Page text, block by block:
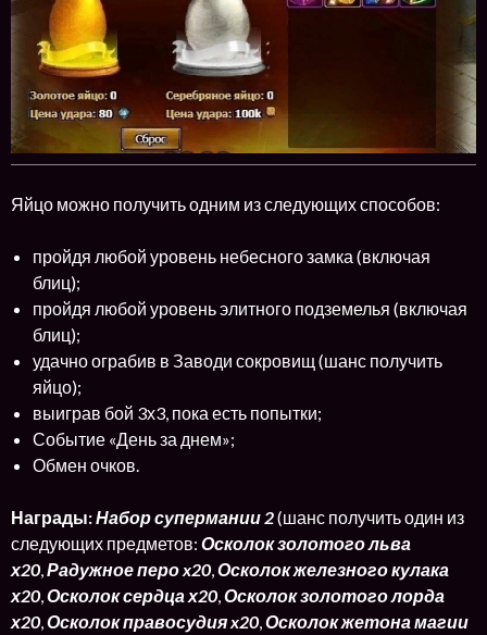
Яйцо можно получить одним из следующих способов:
пройдя любой уровень небесного замка (включая
блиц);
пройдя любой уровень элитного подземелья (включая
блиц);
удачно ограбив в Заводи сокровищ (шанс получить
яйцо);
выиграв бой 3х3, пока есть попытки;
Событие «День за днем»;
Обмен очков.
Награды:Набор супермании 2(шанс получить один из
следующих предметов: Осколок золотого льва
х20,Радужное перо x20,Осколок железного кулака
х20,Осколок сердца х20,Осколок золотого лорда
х20,Осколок правосудия x20,Осколок жетона магии